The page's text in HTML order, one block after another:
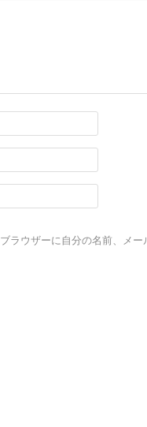
ラウザーに自分の名前、メー